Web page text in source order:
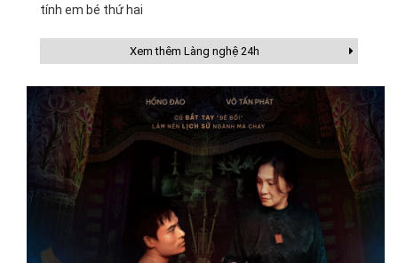
tính em bé thứ hai
Xem thêm Làng nghệ 24h